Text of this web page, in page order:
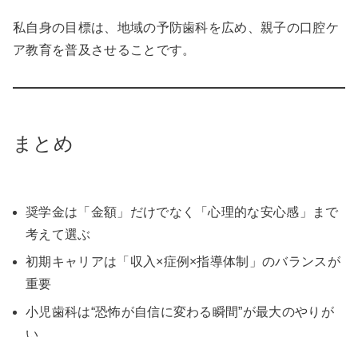
私自身の目標は、地域の予防歯科を広め、親子の口腔ケ
ア教育を普及させることです。
まとめ
奨学金は「金額」だけでなく「心理的な安心感」まで
考えて選ぶ
初期キャリアは「収入×症例×指導体制」のバランスが
重要
小児歯科は“恐怖が自信に変わる瞬間”が最大のやりが
い